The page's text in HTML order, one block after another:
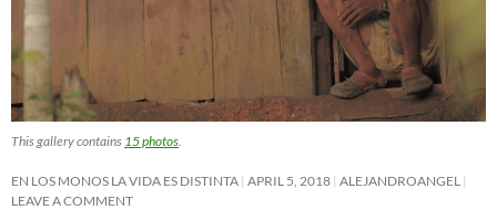
This gallery contains 15 photos
EN LOS MONOS LA VIDA ES DISTINTA APRIL 5, 2018 ALEJANDROANGEL
LEAVE A COMMENT